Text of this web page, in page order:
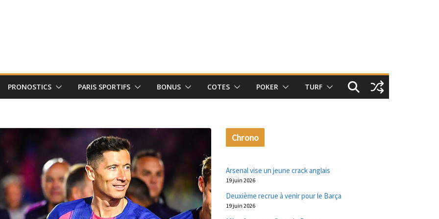
PRONOSTICS PARIS SPORTIFS BONUS COTES POKER TURF
Chrono
Arsenal vise un jeune crack anglais
19 juin 2026
Deuxième recrue à venir pour le Barça
19 juin 2026